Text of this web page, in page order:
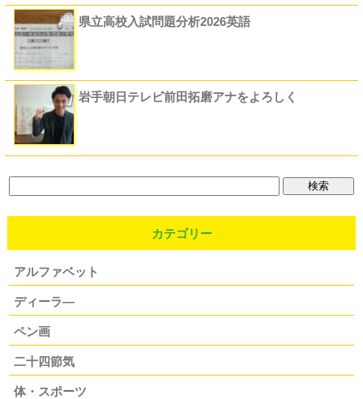
県立高校入試問題分析2026英語
岩手朝日テレビ前田拓磨アナをよろしく
カテゴリー
アルファベット
ディーラ―
ペン画
二十四節気
体・スポーツ